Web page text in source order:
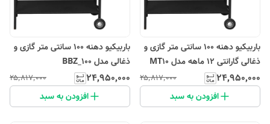
باربیکیو دهنه 100 سانتی متر گازی و
ذغالی گارانتی 12 ماهه مدل MT10
۲۴٬۹۵۰٬۰۰۰ ۲۵٬۸۱۷٬۰۰۰
افزودن به سبد
باربیکیو دهنه 100 سانتی متر گازی و
ذغالی مدل BBZ_100
۲۴٬۹۵۰٬۰۰۰ ۲۵٬۸۱۷٬۰۰۰
افزودن به سبد